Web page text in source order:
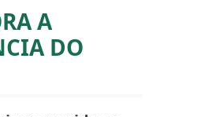
A
DO